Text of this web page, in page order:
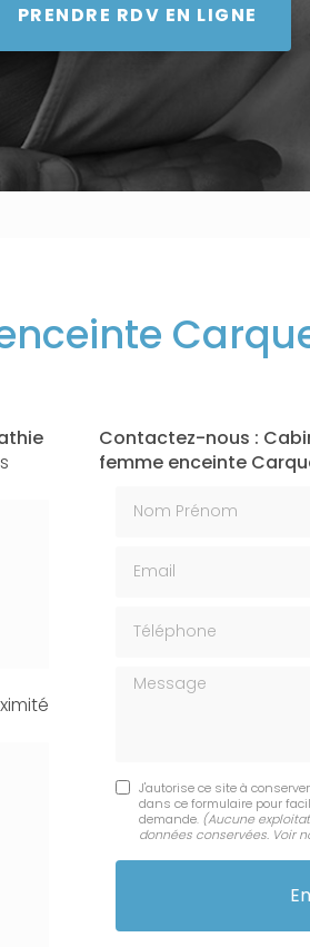
PRENDRE RDV EN LIGNE
Contactez-nous :
femme enceinte
Message
J'autorise ce site à
dans ce formulaire pour
demande. (Aucune
données conservées. Voir